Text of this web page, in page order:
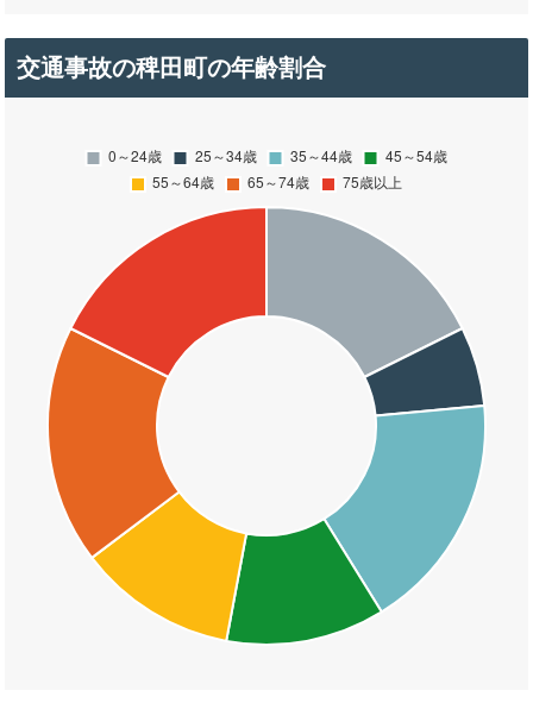
交通事故の稗田町の年齢割合